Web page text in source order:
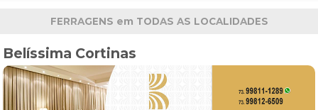
FERRAGENS em TODAS AS LOCALIDADES
Belíssima Cortinas